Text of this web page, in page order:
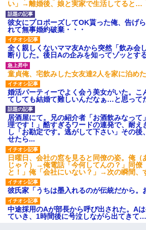
い」→離婚後、娘と実家で生活してると…
彼女にプロポーズしてOK貰った俺、告げ
れて無事婚約破棄・・・
全く親しくないママ友Aから突然「飲み会
断りした。後日Aの企みを知ってゾッとす
童貞俺、宅飲みした女友達2人を家に泊め
婚活パーティーでよく会う美女がいた。こ
てしても結婚て難しいんだなぁ…と思って
居酒屋にて。兄の紹介者「お酒飲みなって
理です！」酷すぎるワードの連発で、耐え
し「お勘定です。逃がして下さい」その後
せたら...
日曜日、会社の窓を見ると同僚の姿。俺（
じゃ？）→俺電話「今何してんの？」同僚
と！」俺「会社にいない？」→次の瞬間、
彼氏家「うちは墨入れるのが伝統だから
中途採用のAが部長から呼び出された。A
ていき、1時間後に号泣しながら出てきて…